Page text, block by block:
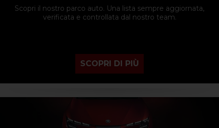
Scopri il nostro parco auto. Una lista sempre aggiornata,
verificata e controllata dal nostro team.
SCOPRI DI PIÙ